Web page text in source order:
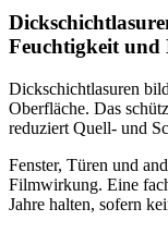
Feuchtigkeit und
Dickschichtlasuren
Oberfläche. Das
reduziert Quell- und
Fenster, Türen und
Filmwirkung. Eine
Jahre halten, sofern